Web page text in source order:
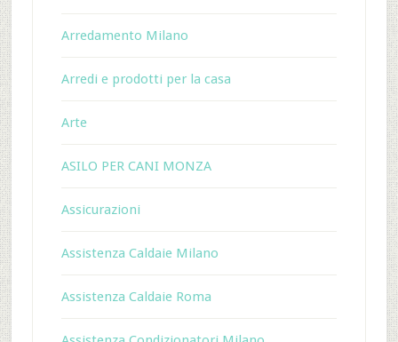
Arredamento Milano
Arredi e prodotti per la casa
Arte
ASILO PER CANI MONZA
Assicurazioni
Assistenza Caldaie Milano
Assistenza Caldaie Roma